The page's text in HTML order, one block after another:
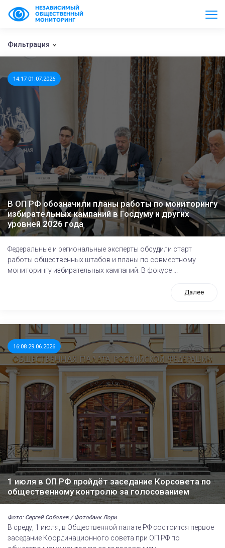
НЕЗАВИСИМЫЙ
ОБЩЕСТВЕННЫЙ
МОНИТОРИНГ
Фильтрация
14:17 01.07.2026
В ОП РФ обозначили планы работы по мониторингу
избирательных кампаний в Госдуму и других
уровней 2026 года
Федеральные и региональные эксперты обсудили старт
работы общественных штабов и планы по совместному
мониторингу избирательных кампаний. В фокусе ...
Далее
16:08 29.06.2026
1 июля в ОП РФ пройдёт заседание Корсовета по
общественному контролю за голосованием
Фото: Сергей Соболев / Фотобанк Лори
В среду, 1 июля, в Общественной палате РФ состоится первое
заседание Координационного совета при ОП РФ по